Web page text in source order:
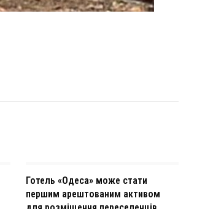
Готель «Одеса» може стати
першим арештованим активом